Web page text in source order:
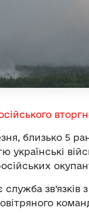
близько 5
українські
зв’язків з